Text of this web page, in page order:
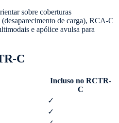
sobre coberturas
de carga), RCA-C
e apólice avulsa para
C
Incluso no RCTR-
C
✓
✓